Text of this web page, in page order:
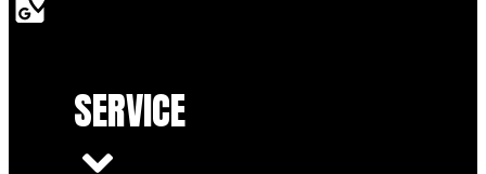
SERVICE